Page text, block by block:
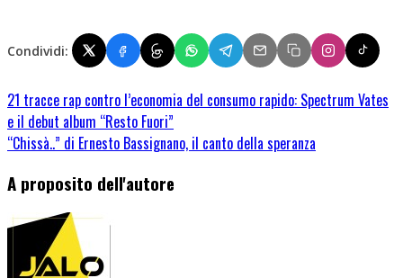
Condividi:
21 tracce rap contro l’economia del consumo rapido: Spectrum Vates
e il debut album “Resto Fuori”
“Chissà..” di Ernesto Bassignano, il canto della speranza
A proposito dell'autore